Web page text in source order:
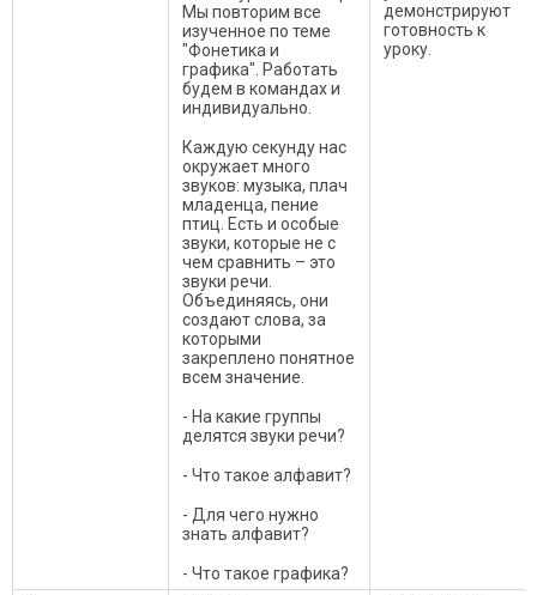
Мы повторим все
изученное по теме
"Фонетика и
графика". Работать
будем в командах и
индивидуально.
Каждую секунду нас
окружает много
звуков: музыка, плач
младенца, пение
птиц. Есть и особые
звуки, которые не с
чем сравнить – это
звуки речи.
Объединяясь, они
создают слова, за
которыми
закреплено понятное
всем значение.
- На какие группы
делятся звуки речи?
- Что такое алфавит?
- Для чего нужно
знать алфавит?
- Что такое графика?
демонстрируют
готовность к
уроку.